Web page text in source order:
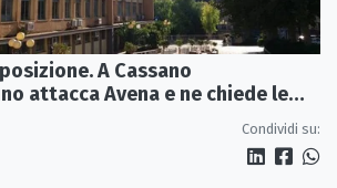
A Cassano
attacca Avena e ne chiede le
Condividi su: